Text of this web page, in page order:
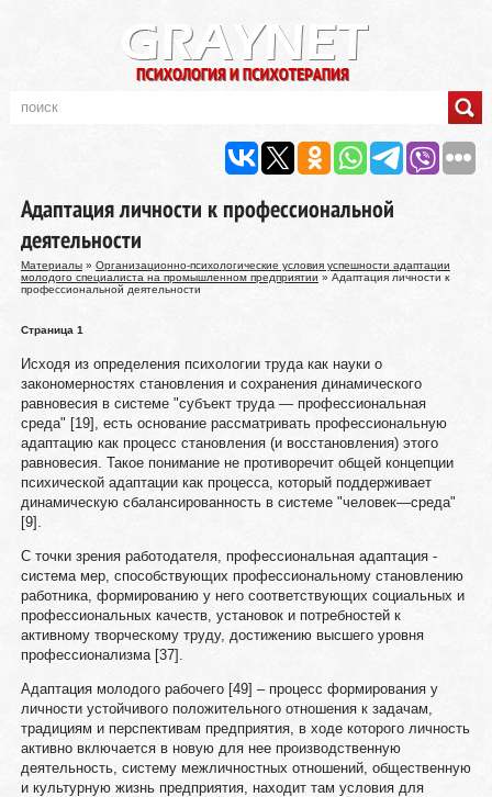
Адаптация личности к профессиональной
деятельности
Материалы» Организационно-психологические условия успешности адаптации
молодого специалиста на промышленном предприятии » Адаптация личности к
профессиональной деятельности
Страница 1
Исходя из определения психологии труда как науки о
закономерностях становления и сохранения динамического
равновесия в системе "субъект труда — профессиональная
среда" [19], есть основание рассматривать профессиональную
адаптацию как процесс становления (и восстановления) этого
равновесия. Такое понимание не противоречит общей концепции
психической адаптации как процесса, который поддерживает
динамическую сбалансированность в системе "человек—среда"
[9].
C точки зрения работодателя, профессиональная адаптация -
система мер, способствующих профессиональному становлению
работника, формированию у него соответствующих социальных и
профессиональных качеств, установок и потребностей к
активному творческому труду, достижению высшего уровня
профессионализма [37].
Адаптация молодого рабочего [49] – процесс формирования у
личности устойчивого положительного отношения к задачам,
традициям и перспективам предприятия, в ходе которого личность
активно включается в новую для нее производственную
деятельность, систему межличностных отношений, общественную
и культурную жизнь предприятия, находит там условия для